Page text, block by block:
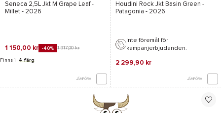
Seneca 2,5L Jkt M Grape Leaf -
Millet - 2026
1 150,00 kr -40% 1 917,00 kr
Finns i 4 färg
JÄMFÖRA
Houdini Rock Jkt Basin Green -
Patagonia - 2026
Inte föremål för
kampanjerbjudanden.
2 299,90 kr
JÄMFÖRA